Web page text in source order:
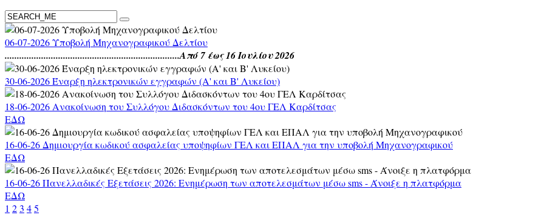
06-07-2026 Υποβολή Μηχανογραφικού Δελτίου
........................................................................Από 7 έως 16 Ιουλίου 2026
30-06-2026 Έναρξη ηλεκτρονικών εγγραφών (Α' και Β' Λυκείου)
18-06-2026 Ανακοίνωση του Συλλόγου Διδασκόντων του 4ου ΓΕΛ Καρδίτσας
ΕΔΩ
16-06-26 Δημιουργία κωδικού ασφαλείας υποψηφίων ΓΕΛ και ΕΠΑΛ για την υποβολή Μηχανογραφικού
ΕΔΩ
16-06-26 Πανελλαδικές Εξετάσεις 2026: Ενημέρωση των αποτελεσμάτων μέσω sms - Άνοιξε η πλατφόρμα
ΕΔΩ
1 23 45